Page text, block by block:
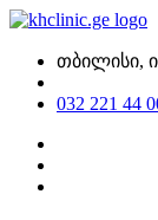
თბილისი,
032 221 44